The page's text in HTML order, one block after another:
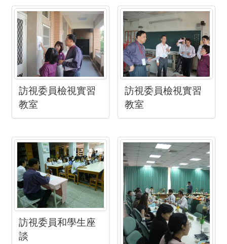
訪視委員檢視實習
教室
訪視委員檢視實習
教室
訪視委員和學生座
談